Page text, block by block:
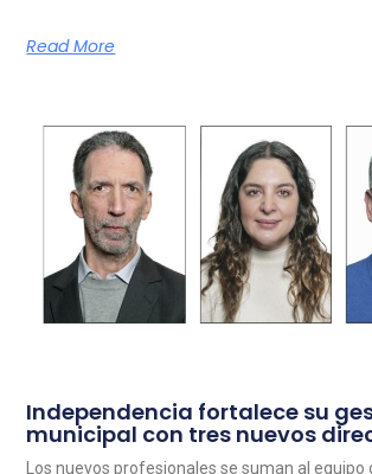
Read More
Independencia fortalece su
municipal con tres nuevos
Los nuevos profesionales se suman al equipo